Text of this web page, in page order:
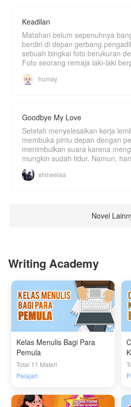
Keadilan
Matahari belum sepenuhnya
berdiri di depan gerbang
sebuah bingkai foto berukuran
Foto seorang remaja laki-laki
humay
Goodbye My Love
Setelah menyelesaikan kerja
membuka pintu depan dengan
menimbulkan suara karena
mungkin sudah tidur.
shineelaa
Novel
Writing Academy
Kelas Menulis Bagi Para
Pemula
Total 11 Materi
Pelajari